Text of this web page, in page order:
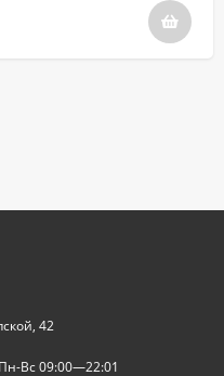
42
Пн-Вс 09:00—22:01